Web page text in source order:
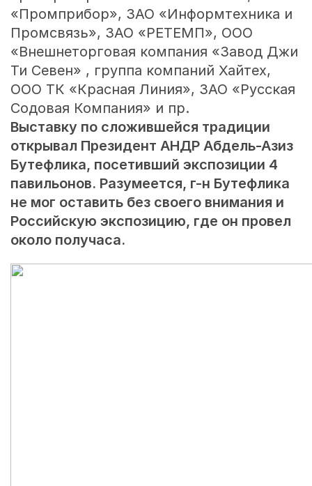
«Промприбор», ЗАО «Информтехника и
Промсвязь», ЗАО «РЕТЕМП», ООО
«Внешнеторговая компания «Завод Джи
Ти Севен» , группа компаний Хайтех,
ООО ТК «Красная Линия», ЗАО «Русская
Содовая Компания» и пр.
Выставку по сложившейся традиции
открывал Президент АНДР Абдель-Азиз
Бутефлика, посетивший экспозиции 4
павильонов. Разумеется, г-н Бутефлика
не мог оставить без своего внимания и
Российскую экспозицию, где он провел
около получаса.